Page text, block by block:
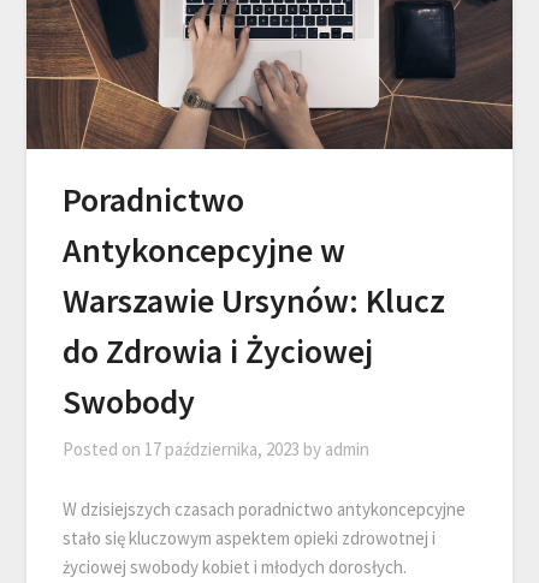
Poradnictwo
Antykoncepcyjne w
Warszawie Ursynów: Klucz
do Zdrowia i Życiowej
Swobody
Posted on 17 października, 2023 by admin
W dzisiejszych czasach poradnictwo antykoncepcyjne
stało się kluczowym aspektem opieki zdrowotnej i
życiowej swobody kobiet i młodych dorosłych.